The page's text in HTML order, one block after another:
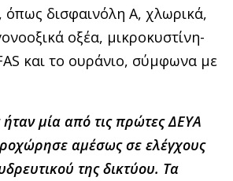
όπως δισφαινόλη Α, χλωρικά,
οξέα, μικροκυστίνη-
και το ουράνιο, σύμφωνα με
μία από τις πρώτες ΔΕΥΑ
αμέσως σε ελέγχους
της δικτύου. Τα